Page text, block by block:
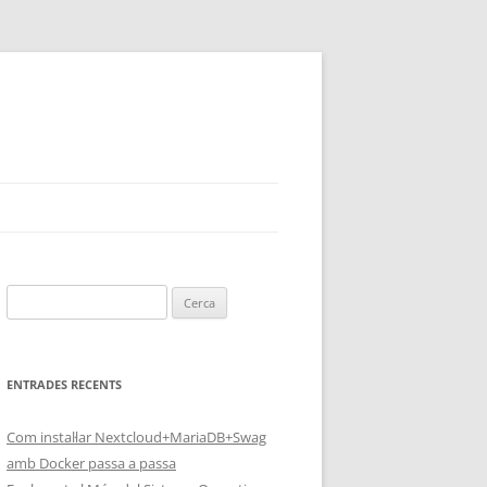
ENTRADES RECENTS
Com instal·lar Nextcloud+MariaDB+Swag
amb Docker passa a passa